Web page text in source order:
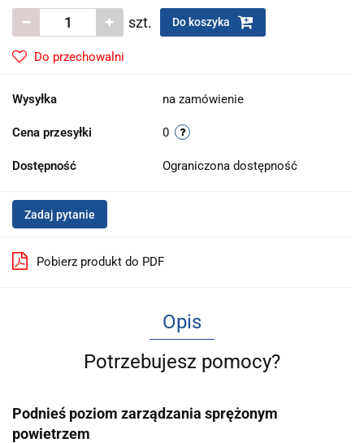
szt. Do koszyka
Do przechowalni
Wysyłka na zamówienie
Cena przesyłki 0
Dostępność Ograniczona dostępność
Zadaj pytanie
Pobierz produkt do PDF
Opis
Potrzebujesz pomocy?
Podnieś poziom zarządzania sprężonym
powietrzem